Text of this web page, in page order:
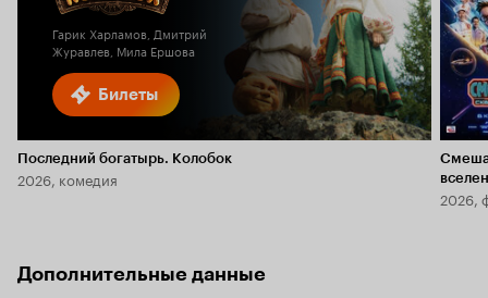
Билеты
Гарик Харламов, Дмитрий
Журавлев, Мила Ершова
Последний богатырь. Колобок
2026, комедия
2026,
Дополнительные данные